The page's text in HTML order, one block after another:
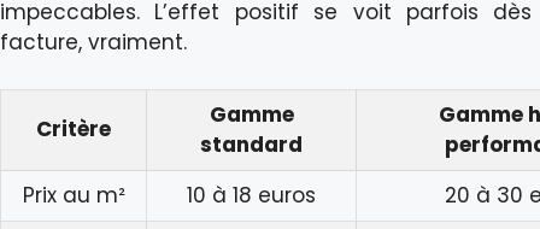
impeccables. L’effet positif se voit parfois
facture, vraiment.
Critère
Gamme
standard
Gamme
Prix au m²
10 à 18 euros
20 à 30